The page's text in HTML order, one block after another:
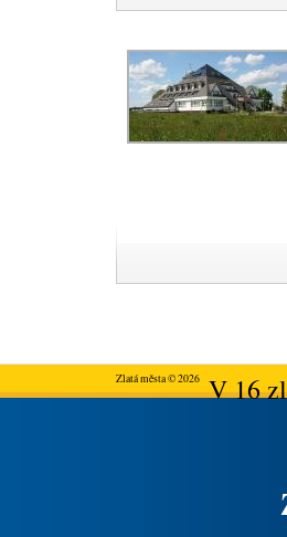
Zlatá města © 2026V 16